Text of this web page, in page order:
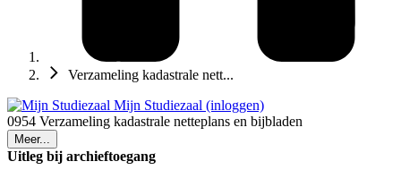
Verzameling kadastrale nett...
Mijn Studiezaal (inloggen)
0954 Verzameling kadastrale netteplans en bijbladen
Meer...
Uitleg bij archieftoegang